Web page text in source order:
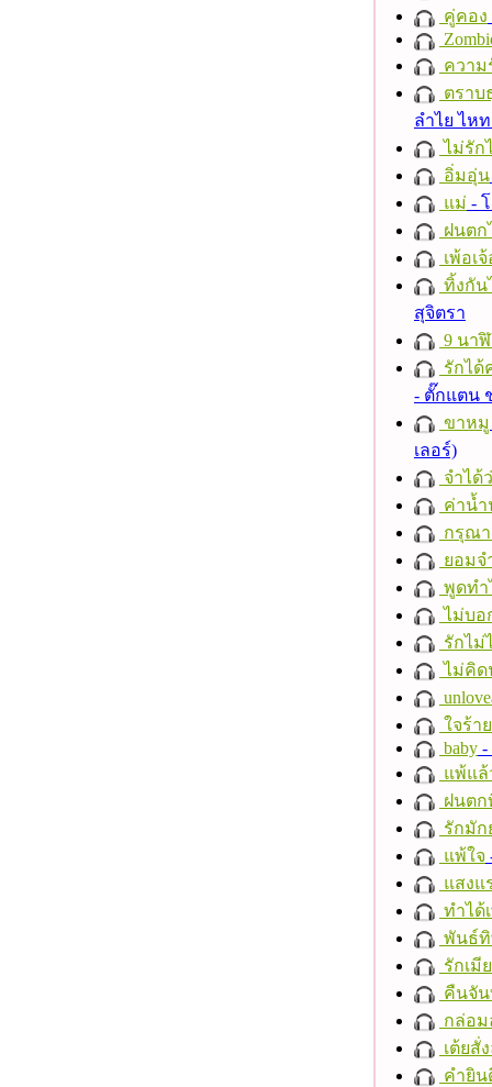
คู่คอง
ความ
ตราบ
ลำไย ไห
ไม่รัก
อิ่มอุ่น
แม่ -
ฝนตก
เพ้อเ
ทิ้งกัน
สุจิตรา
9 นา
รักได้
- ตั๊กแตน
ขาหมู
เลอร์)
จำได้
ค่าน้
กรุณา
ยอม
พูดทำ
ไม่บอ
รักไม่
ไม่คิด
ใจร้าย
baby -
แพ้แล้
ฝนตก
รักมัก
แพ้ใจ
แสงแ
ทำได้
พันธ์
รักเมี
คืนจั
กล่อม
เต้ยสั่
คำยิน